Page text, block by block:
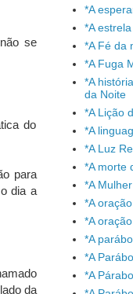
se
do
para
dia a
da
*A
*A
*A Fé da
*A Fuga
*A
da Noite
*A Lição
*A
*A Luz
*A morte
*A
*A
*A
*A
*A
*A